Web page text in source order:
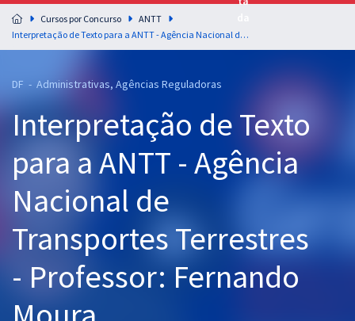
Preparação completa e intensiva para as principais
residências em saúde do Brasil
Cursos 20% OFF
Pós
Graduação
OAB
Questões grátis
Cursos por Concurso
ANTT
Interpretação de Texto para a ANTT - Agência Nacional de Transportes Terrestres - Professor: Fernando Moura
DF - Administrativas, Agências Reguladoras
Interpretação de Texto
para a ANTT - Agência
Nacional de
Transportes Terrestres
- Professor: Fernando